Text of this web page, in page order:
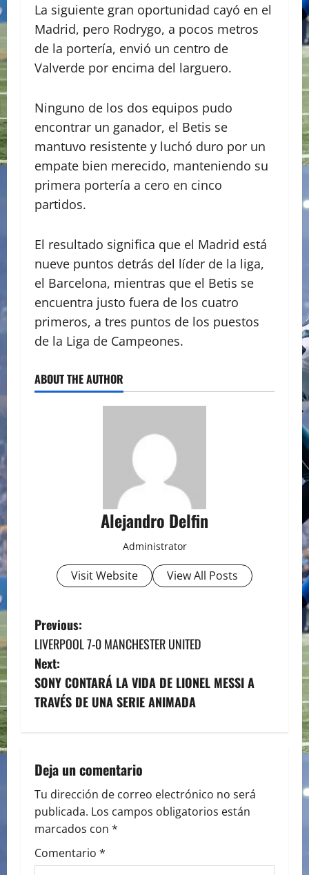
La siguiente gran oportunidad cayó en el
Madrid, pero Rodrygo, a pocos metros
de la portería, envió un centro de
Valverde por encima del larguero.
Ninguno de los dos equipos pudo
encontrar un ganador, el Betis se
mantuvo resistente y luchó duro por un
empate bien merecido, manteniendo su
primera portería a cero en cinco
partidos.
El resultado significa que el Madrid está
nueve puntos detrás del líder de la liga,
el Barcelona, mientras que el Betis se
encuentra justo fuera de los cuatro
primeros, a tres puntos de los puestos
de la Liga de Campeones.
ABOUT THE AUTHOR
Alejandro Delfin
Administrator
Visit Website View All Posts
P
o
s
t
a
v
i
g
Previous:
LIVERPOOL 7-0 MANCHESTER UNITED
Next:
SONY CONTARÁ LA VIDA DE LIONEL MESSI A
TRAVÉS DE UNA SERIE ANIMADA
Deja un comentario
Tu dirección de correo electrónico no será
publicada. Los campos obligatorios están
marcados con *
Comentario *